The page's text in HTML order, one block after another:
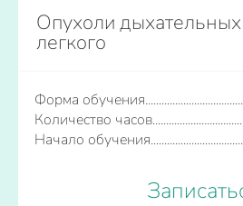
Опухоли
легкого
Форма обучения
Количество часов
Начало обучения